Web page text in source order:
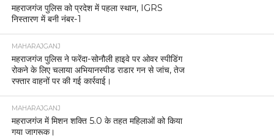
महराजगंज पुलिस को प्रदेश में पहला स्थान, IGRS
निस्तारण में बनी नंबर-1
MAHARAJGANJ
महराजगंज पुलिस ने फरेंदा-सोनौली हाइवे पर ओवर स्पीडिंग
रोकने के लिए चलाया अभियानस्पीड राडार गन से जांच, तेज
रफ्तार वाहनों पर की गई कार्रवाई।
MAHARAJGANJ
महराजगंज में मिशन शक्ति 5.0 के तहत महिलाओं को किया
गया जागरूक।